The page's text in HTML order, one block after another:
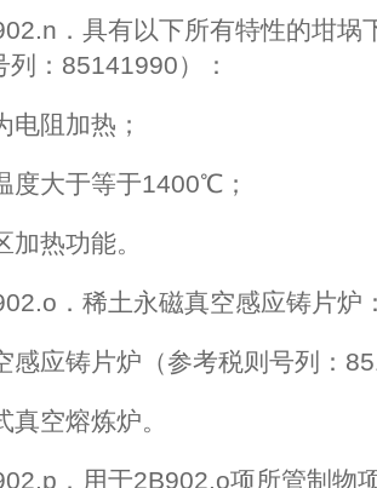
．具有以下所有特性的坩
列：85141990）：
电阻加热；
度大于等于1400℃；
热功能。
．稀土永磁真空感应铸片炉
感应铸片炉（参考税则号列：
空熔炼炉。
．用于2B902.o项所管制物